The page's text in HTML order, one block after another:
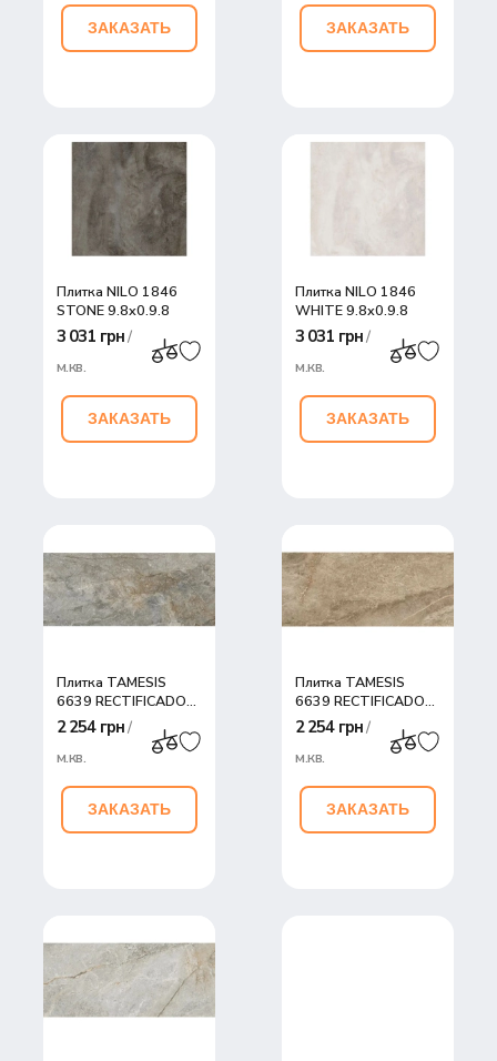
ЗАКАЗАТЬ ЗАКАЗАТЬ
Плитка NILO 1846
STONE 9,8x0,9,8
3 031 грн/
м.кв.
ЗАКАЗАТЬ
Плитка NILO 1846
WHITE 9,8x0,9,8
3 031 грн/
м.кв.
ЗАКАЗАТЬ
Плитка TAMESIS
6639 RECTIFICADO
DARK 64x147,5
2 254 грн/
м.кв.
ЗАКАЗАТЬ
Плитка TAMESIS
6639 RECTIFICADO
LAND 64x147,5
2 254 грн/
м.кв.
ЗАКАЗАТЬ